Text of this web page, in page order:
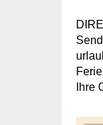
Ihre